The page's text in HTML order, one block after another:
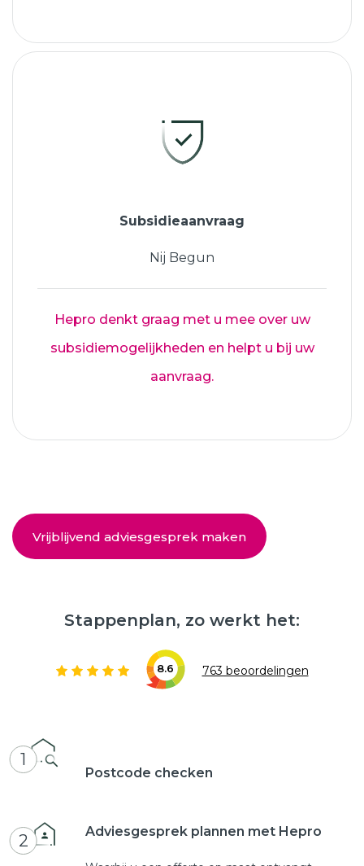
Subsidieaanvraag
Nij Begun
Hepro denkt graag met u mee over uw
subsidiemogelijkheden en helpt u bij uw
aanvraag.
Vrijblijvend adviesgesprek maken
Stappenplan, zo werkt het:
8.6 763 beoordelingen
1
Postcode checken
2 Adviesgesprek plannen met Hepro